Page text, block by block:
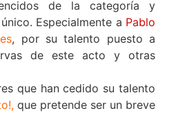
de la categoría y
Especialmente a Pablo
, por su talento puesto a
de este acto y otras
que han cedido su talento
que pretende ser un breve